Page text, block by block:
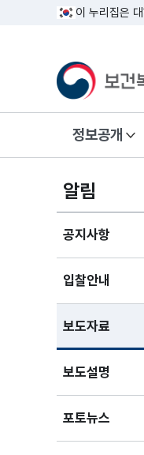
이 누리집은
정보공개
알림
공지사항
입찰안내
보도자료
보도설명
포토뉴스